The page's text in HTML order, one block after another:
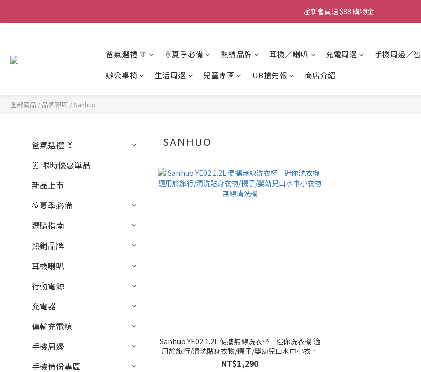
💰新會員送 $88 購物金
💰新會員送 $88 購物金
💰新會員送 $88 購物金
爸氣選禮 👔 🌞夏季必備 熱銷品牌 耳機／喇叭 充電周邊 手機周邊／
辦公桌椅
生活周邊 兒童專區 UB搶先報 商店介紹
全部商品 / 品牌專區 /Sanhuo
爸氣選禮 👔
⏰ 限時優惠單品
新品上市
🌞夏季必備
選購指南
熱銷品牌
耳機喇叭
行動電源
充電器
傳輸充電線
手機周邊
手機備份專區
SANHUO
Sanhuo YE02 1.2L 便攜無線洗衣杯︱迷你洗衣機 適
用於旅行/清洗貼身衣物/襪子/嬰幼兒口水巾小衣物
無線清洗機
NT$1,290